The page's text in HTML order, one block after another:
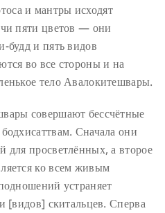
и мантры исходят
пяти цветов — они
будд и пять видов
во все стороны и на
тело Авалокитешвары.
совершают бессчётные
Сначала они
для просветлённых, а второе
ко всем живым
устраняет
[видов] скитальцев. Сперва